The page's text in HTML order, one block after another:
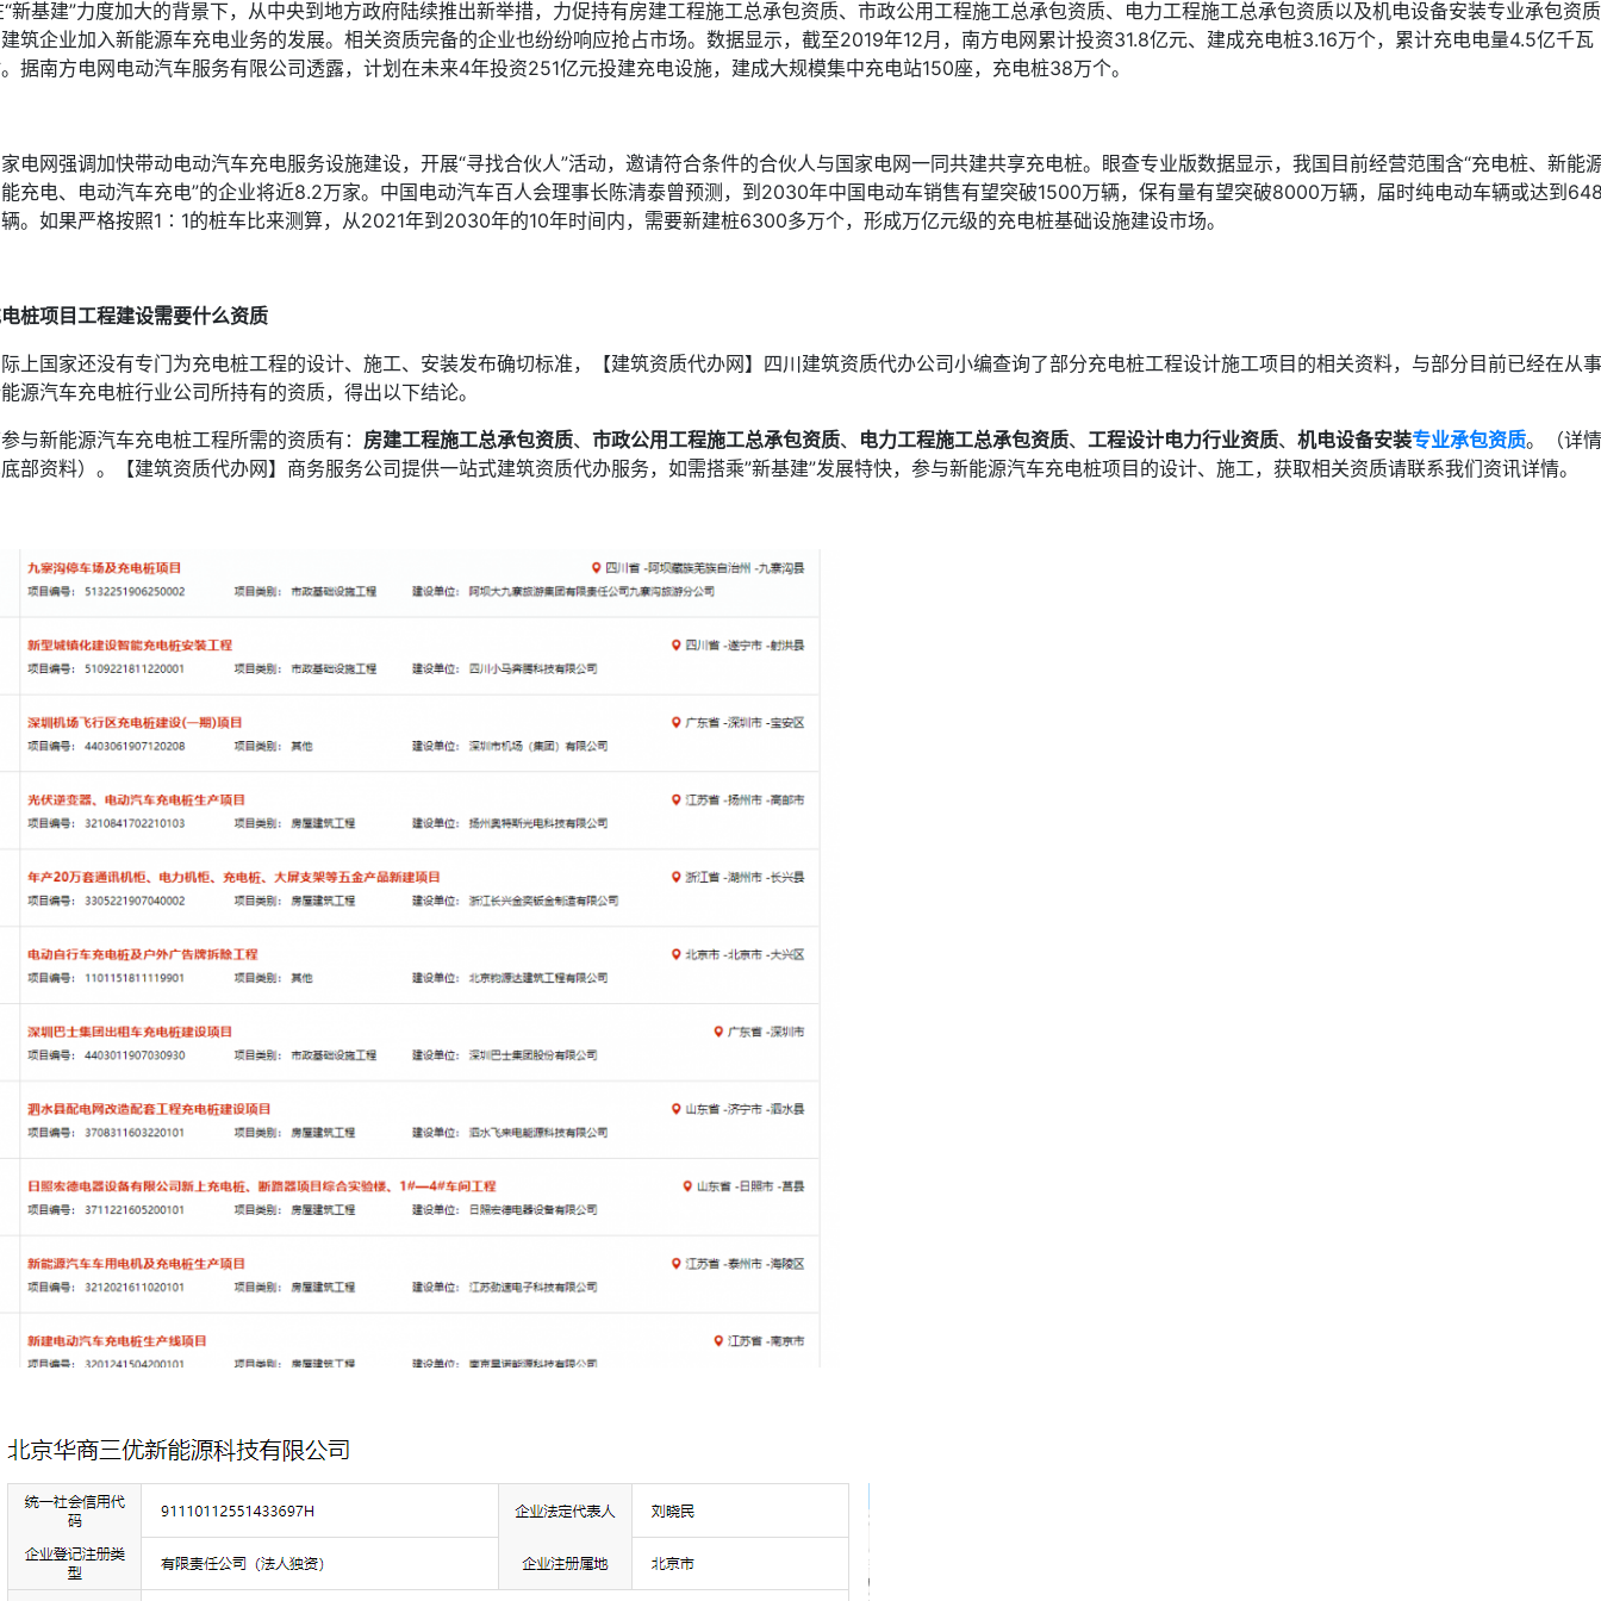
“新基建”力度加大的背景下，从中央到地方政府陆续推出新举措，力促持有房建工程施工总承包资质、市政公用工程施工总承包资质、电力工程施工总承包资质以及机电设备安装专业承包资质
筑企业加入新能源车充电业务的发展。相关资质完备的企业也纷纷响应抢占市场。数据显示，截至2019年12月，南方电网累计投资31.8亿元、建成充电桩3.16万个，累计充电电量4.5亿千瓦
据南方电网电动汽车服务有限公司透露，计划在未来4年投资251亿元投建充电设施，建成大规模集中充电站150座，充电桩38万个。
电网强调加快带动电动汽车充电服务设施建设，开展“寻找合伙人”活动，邀请符合条件的合伙人与国家电网一同共建共享充电桩。眼查专业版数据显示，我国目前经营范围含“充电桩、新能
充电、电动汽车充电”的企业将近8.2万家。中国电动汽车百人会理事长陈清泰曾预测，到2030年中国电动车销售有望突破1500万辆，保有量有望突破8000万辆，届时纯电动车辆或达到
。如果严格按照1∶1的桩车比来测算，从2021年到2030年的10年时间内，需要新建桩6300多万个，形成万亿元级的充电桩基础设施建设市场。
桩项目工程建设需要什么资质
上国家还没有专门为充电桩工程的设计、施工、安装发布确切标准，【建筑资质代办网】四川建筑资质代办公司小编查询了部分充电桩工程设计施工项目的相关资料，与部分目前已经在从事
源汽车充电桩行业公司所持有的资质，得出以下结论。
与新能源汽车充电桩工程所需的资质有： 房建工程施工总承包资质、 市政公用工程施工总承包资质、 电力工程施工总承包资质、 工程设计电力行业资质、 机电设备安装专业承包资质。（详情
部资料）。【建筑资质代办网】商务服务公司提供一站式建筑资质代办服务，如需搭乘”新基建”发展特快，参与新能源汽车充电桩项目的设计、施工，获取相关资质请联系我们资讯详情。